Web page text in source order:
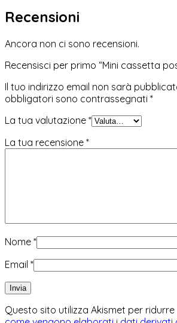
Recensioni
Ancora non ci sono recensioni.
Recensisci per primo “Mini cassetta
Il tuo indirizzo email non sarà
obbligatori sono contrassegnati *
La tua valutazione *
La tua recensione *
Nome *
Email *
Questo sito utilizza Akismet per ridurre